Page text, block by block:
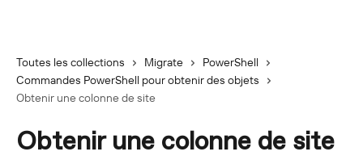
Toutes les collections Migrate
PowerShell
Commandes PowerShell pour obtenir des objets
Obtenir une colonne de site
Obtenir une colonne de site